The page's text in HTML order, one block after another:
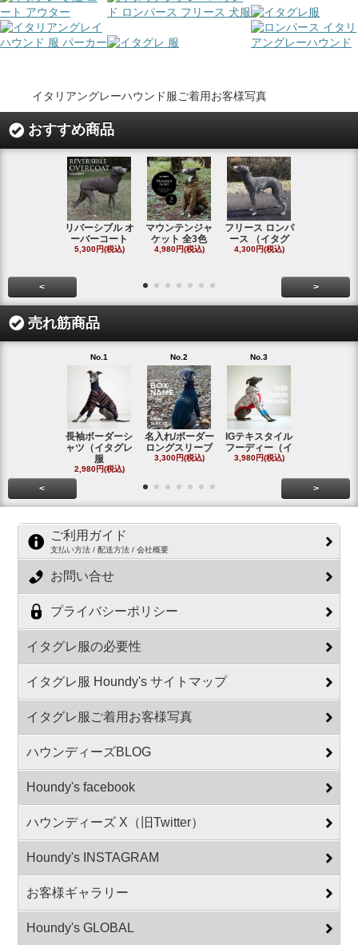
イタリアングレーハウンド服ご着用お客様写真
おすすめ商品
リバーシブル オ
ーバーコート
5,300円(税込)
マウンテンジャ
ケット 全3色
4,980円(税込)
フリース ロンパ
ース （イタグ
4,300円(税込)
< >
売れ筋商品
No.1
長袖ボーダーシ
ャツ（イタグレ
服
2,980円(税込)
No.2
名入れ/ボーダー
ロングスリーブ
3,300円(税込)
No.3
IGテキスタイル
フーディー（イ
3,980円(税込)
< >
ご利用ガイド
支払い方法 / 配送方法 / 会社概要
お問い合せ
プライバシーポリシー
イタグレ服の必要性
イタグレ服 Houndy's サイトマップ
イタグレ服ご着用お客様写真
ハウンディーズBLOG
Houndy's facebook
ハウンディーズ X（旧Twitter）
Houndy's INSTAGRAM
お客様ギャラリー
Houndy's GLOBAL